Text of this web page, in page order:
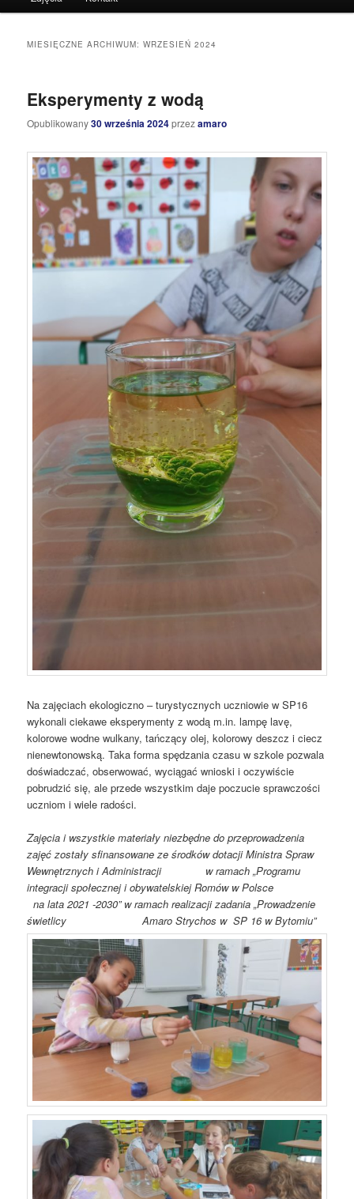
MIESIĘCZNE ARCHIWUM:WRZESIEŃ 2024
Eksperymenty z wodą
Opublikowany30 września 2024przezamaro
Na zajęciach ekologiczno – turystycznych uczniowie w SP16
wykonali ciekawe eksperymenty z wodą m.in. lampę lavę,
kolorowe wodne wulkany, tańczący olej, kolorowy deszcz i ciecz
nienewtonowską. Taka forma spędzania czasu w szkole pozwala
doświadczać, obserwować, wyciągać wnioski i oczywiście
pobrudzić się, ale przede wszystkim daje poczucie sprawczości
uczniom i wiele radości.
Zajęcia i wszystkie materiały niezbędne do przeprowadzenia
zajęć zostały sfinansowane ze środków dotacji Ministra Spraw
Wewnętrznych i Administracji w ramach „Programu
integracji społecznej i obywatelskiej Romów w Polsce
na lata 2021 -2030” w ramach realizacji zadania „Prowadzenie
świetlicy Amaro Strychos w SP 16 w Bytomiu”